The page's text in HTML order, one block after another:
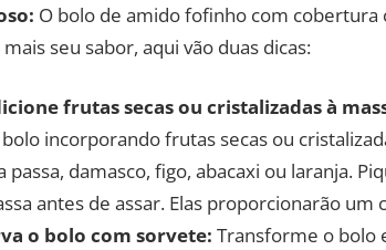
O bolo de amido fofinho com cobertura
seu sabor, aqui vão duas dicas:
frutas secas ou cristalizadas à
incorporando frutas secas ou
passa, damasco, figo, abacaxi ou laranja.
antes de assar. Elas proporcionarão
o bolo com sorvete: Transforme o bolo